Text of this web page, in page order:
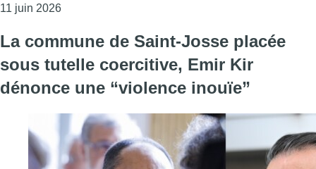
11 juin 2026Consulter l'article "AIS Saint-Josse: “Le
La commune de Saint-Josse placée
sous tutelle coercitive, Emir Kir
dénonce une “violence inouïe”